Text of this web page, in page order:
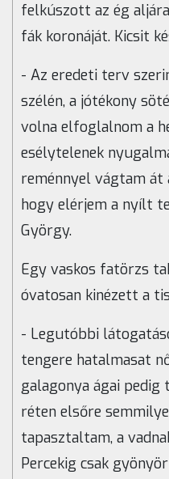
felkúszott az ég
fák koronáját. Kicsit
- Az eredeti terv
szélén, a jótékony
volna elfoglalnom a
esélytelenek
reménnyel vágtam át
hogy elérjem a nyílt
György.
Egy vaskos fatörzs
óvatosan kinézett a
- Legutóbbi
tengere hatalmasat
galagonya ágai
réten elsőre
tapasztaltam, a
Percekig csak